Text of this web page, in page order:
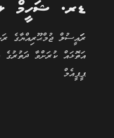
ޑރ. ޝަހީމް
ރަަައީސުލް ޖުމްޙޫރިއްޔާގެ
އަތޮޅައް ކުރަށްވާ
ޕީޕީއެމް